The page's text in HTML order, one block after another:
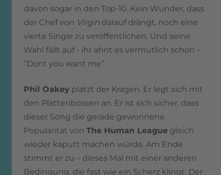
davon sogar in den Top-10. Kein Wunder, dass
der Chef von Virgin darauf drängt, noch eine
vierte Single zu veröffentlichen. Und seine
Wahl fällt auf - ihr ahnt es vermutlich schon -
“Dont you want me”.
Phil Oakey platzt der Kragen. Er legt sich mit
den Plattenbossen an. Er ist sich sicher, dass
dieser Song die gerade gewonnene
Popularität von The Human League gleich
wieder kaputt machen würde. Am Ende
stimmt er zu – dieses Mal mit einer anderen
Bedingung, die fast wie ein Scherz klingt: Der